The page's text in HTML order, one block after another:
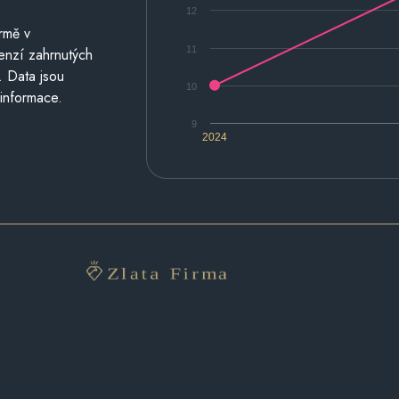
2024
9
10
11
12
v
zahrnutých
Data jsou